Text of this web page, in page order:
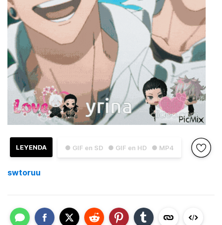
● GIF en SD ● GIF en HD ● MP4
LEYENDA
swtoruu